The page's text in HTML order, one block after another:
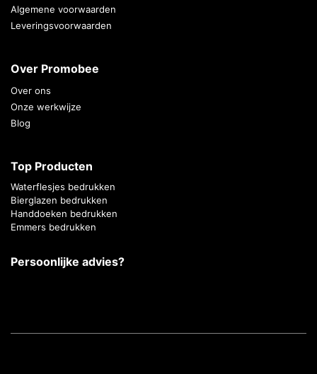
Algemene voorwaarden
Leveringsvoorwaarden
Over Promobee
Over ons
Onze werkwijze
Blog
Top Producten
Waterflesjes bedrukken
Bierglazen bedrukken
Handdoeken bedrukken
Emmers bedrukken
Persoonlijke advies?